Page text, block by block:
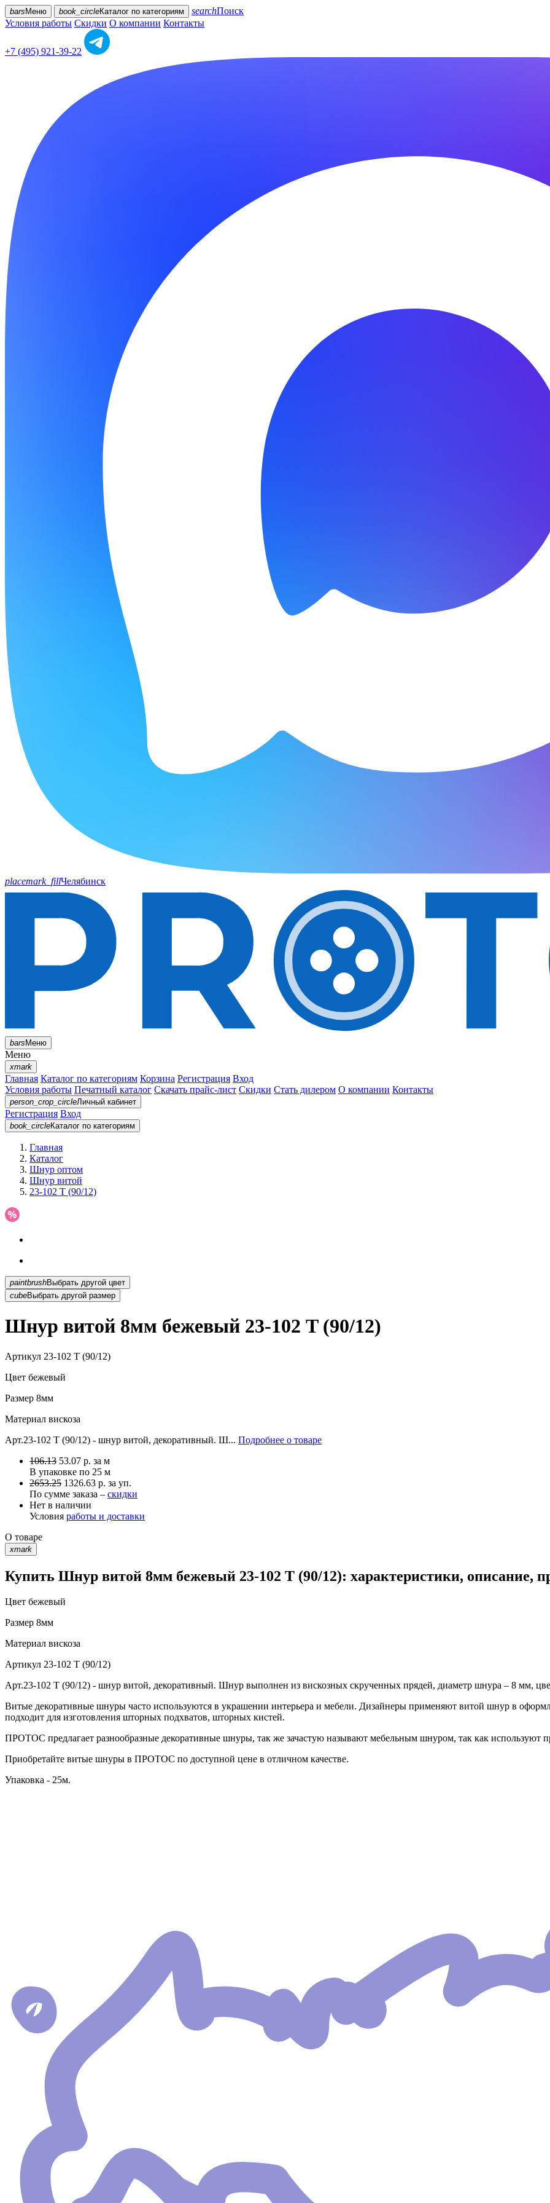
bars Меню book_circleКаталог по категориям searchПоиск
Условия работы Скидки О компании Контакты
+7 (495) 921-39-22
placemark_fillЧелябинск
barsМеню
Меню
xmark
Главная Каталог по категориям Корзина Регистрация Вход
Условия работы Печатный каталог Скачать прайс-лист Скидки Стать дилером О компании Контакты
person_crop_circleЛичный кабинет
Регистрация Вход
book_circleКаталог по категориям
Главная
Каталог
Шнур оптом
Шнур витой
23-102 T (90/12)
paintbrush
Выбрать другой цвет
cubeВыбрать другой размер
Шнур витой 8мм бежевый 23-102 T (90/12)
Артикул 23-102 T (90/12)
Цвет бежевый
Размер 8мм
Материал вискоза
Арт.23-102 T (90/12) - шнур витой, декоративный. Ш... Подробнее о товаре
106.13 53.07 р. за м
В упаковке по 25 м
2653.25 1326.63 р. за уп.
По сумме заказа – скидки
Нет в наличии
Условия работы и доставки
О товаре
xmark
Купить Шнур витой 8мм бежевый 23-102 T (90/12): характеристики, описание,
Цвет бежевый
Размер 8мм
Материал вискоза
Артикул 23-102 T (90/12)
Арт.23-102 T (90/12) - шнур витой, декоративный. Шнур выполнен из вискозных скрученных прядей, диаметр шнура – 8 мм,
Витые декоративные шнуры часто используются в украшении интерьера и мебели. Дизайнеры применяют витой шнур в
подходит для изготовления шторных подхватов, шторных кистей.
ПРОТОС предлагает разнообразные декоративные шнуры, так же зачастую называют мебельным шнуром, так как используют
Приобретайте витые шнуры в ПРОТОС по доступной цене в отличном качестве.
Упаковка - 25м.